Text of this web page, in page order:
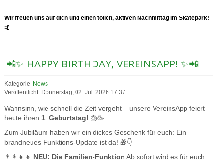
Wir freuen uns auf dich und einen tollen, aktiven Nachmittag im Skatepark!
🤙
📲✨ HAPPY BIRTHDAY, VEREINSAPP! ✨📲
Kategorie: News
Veröffentlicht: Donnerstag, 02. Juli 2026 17:37
Wahnsinn, wie schnell die Zeit vergeht – unsere VereinsApp feiert
heute ihren 1. Geburtstag! 🎂🥳
Zum Jubiläum haben wir ein dickes Geschenk für euch: Ein
brandneues Funktions-Update ist da! 🎁👇
👨‍👩‍👧‍👦 NEU: Die Familien-Funktion Ab sofort wird es für euch